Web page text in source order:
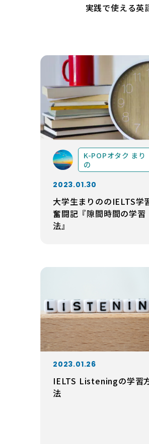
実践で使える英
K-POPオタク まり
の
2023.01.30
大学生まりののIELTS学
奮闘記『隙間時間の学習
法』
2023.01.26
IELTS Listeningの学習
法